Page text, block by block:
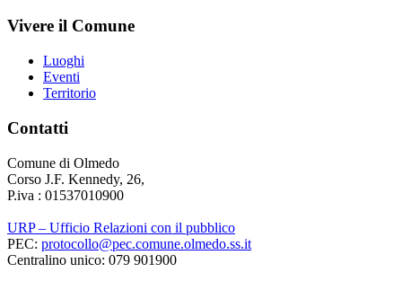
Vivere il Comune
Luoghi
Eventi
Territorio
Contatti
Comune di Olmedo
Corso J.F. Kennedy, 26,
P.iva : 01537010900
URP – Ufficio Relazioni con il pubblico
PEC: protocollo@pec.comune.olmedo.ss.it
Centralino unico: 079 901900